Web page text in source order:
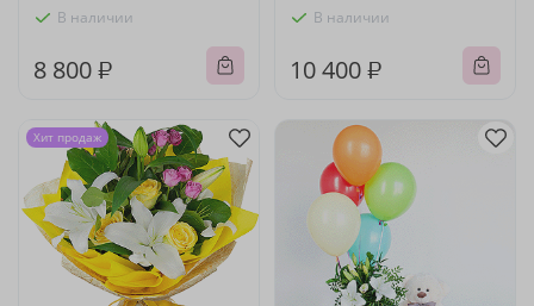
В наличии
8 800 ₽
В наличии
10 400 ₽
Хит продаж